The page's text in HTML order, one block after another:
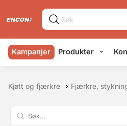
Kampanjer Produkter
Kjøtt og fjærkre Fjærkre,